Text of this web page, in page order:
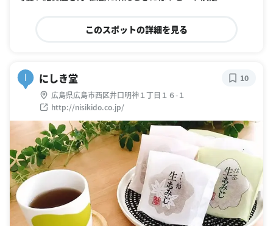
このスポットの詳細を見る
I にしき堂
広島県広島市西区井口明神１丁目１６-１
http://nisikido.co.jp/
10